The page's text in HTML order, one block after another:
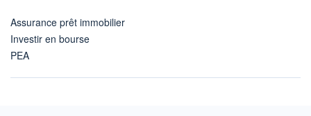
Assurance prêt immobilier
Investir en bourse
PEA